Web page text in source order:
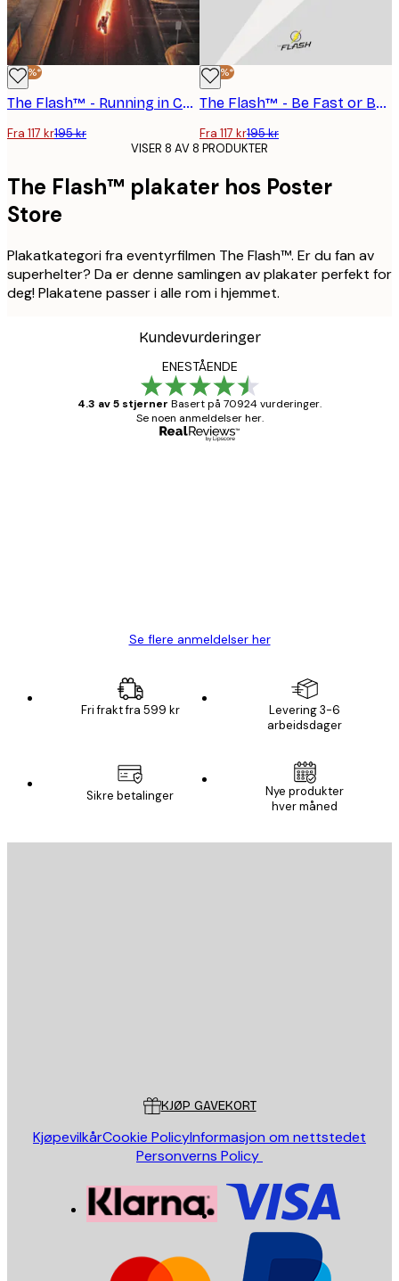
-40%*
The Flash™ - Running in Central City Plakat
Fra 117 kr195 kr
-40%*
The Flash™ - Be Fast or Be Last-plakat
Fra 117 kr195 kr
VISER 8 AV 8 PRODUKTER
The Flash™ plakater hos Poster
Store
Plakatkategori fra eventyrfilmen The Flash™. Er du fan av
superhelter? Da er denne samlingen av plakater perfekt for
deg! Plakatene passer i alle rom i hjemmet.
Kundevurderinger
ENESTÅENDE
4.3 av 5 stjerner Basert på 70924 vurderinger.
Se noen anmeldelser her.
Se flere anmeldelser her
Fri frakt fra 599 kr
Levering 3-6
arbeidsdager
Sikre betalinger
Nye produkter
hver måned
KJØP GAVEKORT
KjøpevilkårCookie PolicyInformasjon om nettstedet
Personverns Policy